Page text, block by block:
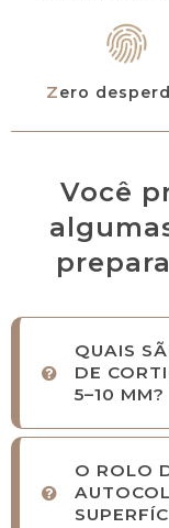
Zero
Você
QUAIS
DE
5–10 MM?
O ROLO